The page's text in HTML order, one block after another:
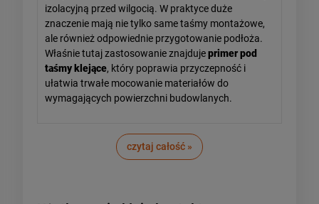
izolacyjną przed wilgocią. W praktyce duże
znaczenie mają nie tylko same taśmy montażowe,
ale również odpowiednie przygotowanie podłoża.
Właśnie tutaj zastosowanie znajdujeprimer pod
taśmy klejące, który poprawia przyczepność i
ułatwia trwałe mocowanie materiałów do
wymagających powierzchni budowlanych.
czytaj całość »